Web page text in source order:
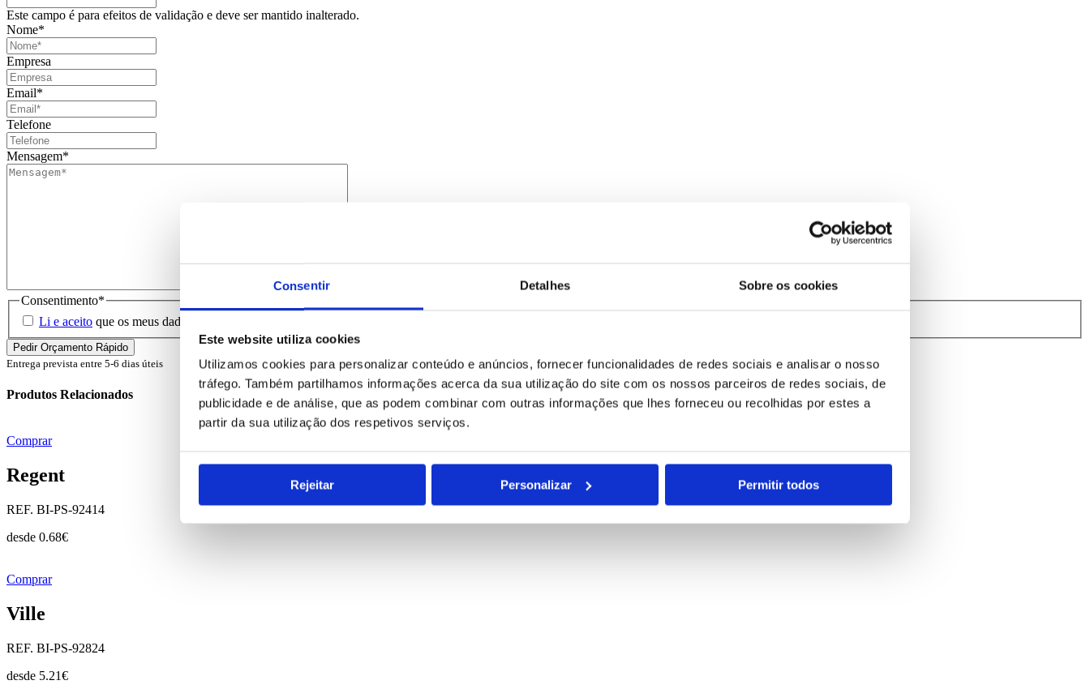
Consentir Detalhes Sobre os cookies
Este website utiliza cookies
Utilizamos cookies para personalizar conteúdo e anúncios, fornecer funcionalidades de redes sociais e analisar o nosso
tráfego. Também partilhamos informações acerca da sua utilização do site com os nossos parceiros de redes sociais, de
publicidade e de análise, que as podem combinar com outras informações que lhes forneceu ou recolhidas por estes a
partir da sua utilização dos respetivos serviços.
Rejeitar Personalizar Permitir todos
Este campo é para efeitos de validação e deve ser mantido inalterado.
Nome*
Empresa
Email*
Telefone
Mensagem*
Consentimento*
Li e aceito que os meus dados sejam guardados em base de dados para tratamento deste contacto, única e exclusivamente por parte da Brindibérica.
Entrega prevista entre 5-6 dias úteis
Produtos Relacionados
Comprar
Regent
REF. BI-PS-92414
desde 0.68€
Comprar
Ville
REF. BI-PS-92824
desde 5.21€